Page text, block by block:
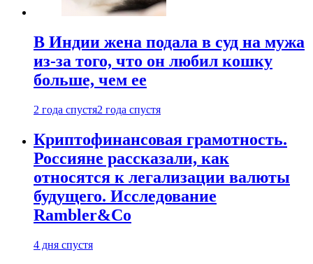
В Индии жена подала в суд на мужа
из-за того, что он любил кошку
больше, чем ее
2 года спустя2 года спустя
Криптофинансовая грамотность.
Россияне рассказали, как
относятся к легализации валюты
будущего. Исследование
Rambler&Co
4 дня спустя